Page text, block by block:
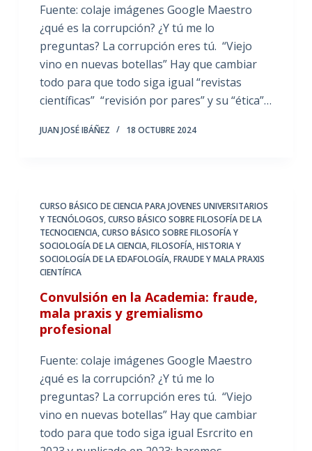
Fuente: colaje imágenes Google Maestro
¿qué es la corrupción? ¿Y tú me lo
preguntas? La corrupción eres tú. “Viejo
vino en nuevas botellas” Hay que cambiar
todo para que todo siga igual “revistas
científicas” “revisión por pares” y su “ética”…
JUAN JOSÉ IBÁÑEZ 18 OCTUBRE 2024
CURSO BÁSICO DE CIENCIA PARA JOVENES UNIVERSITARIOS
Y TECNÓLOGOS,CURSO BÁSICO SOBRE FILOSOFÍA DE LA
TECNOCIENCIA,CURSO BÁSICO SOBRE FILOSOFÍA Y
SOCIOLOGÍA DE LA CIENCIA,FILOSOFÍA, HISTORIA Y
SOCIOLOGÍA DE LA EDAFOLOGÍA,FRAUDE Y MALA PRAXIS
CIENTÍFICA
Convulsión en la Academia: fraude,
mala praxis y gremialismo
profesional
Fuente: colaje imágenes Google Maestro
¿qué es la corrupción? ¿Y tú me lo
preguntas? La corrupción eres tú. “Viejo
vino en nuevas botellas” Hay que cambiar
todo para que todo siga igual Esrcrito en